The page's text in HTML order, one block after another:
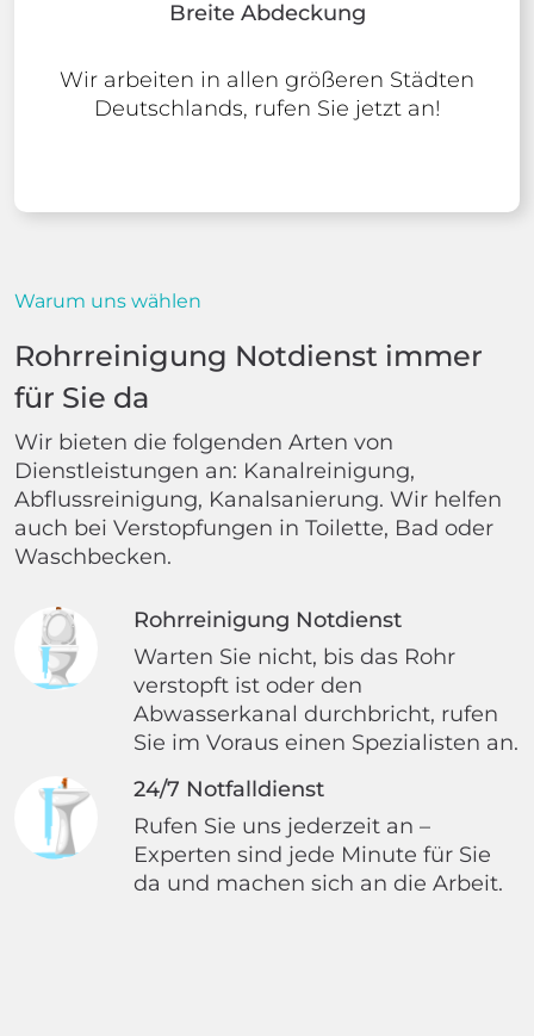
Breite Abdeckung
Wir arbeiten in allen größeren Städten
Deutschlands, rufen Sie jetzt an!
Warum uns wählen
Rohrreinigung Notdienst immer
für Sie da
Wir bieten die folgenden Arten von
Dienstleistungen an: Kanalreinigung,
Abflussreinigung, Kanalsanierung. Wir helfen
auch bei Verstopfungen in Toilette, Bad oder
Waschbecken.
Rohrreinigung Notdienst
Warten Sie nicht, bis das Rohr
verstopft ist oder den
Abwasserkanal durchbricht, rufen
Sie im Voraus einen Spezialisten an.
24/7 Notfalldienst
Rufen Sie uns jederzeit an –
Experten sind jede Minute für Sie
da und machen sich an die Arbeit.